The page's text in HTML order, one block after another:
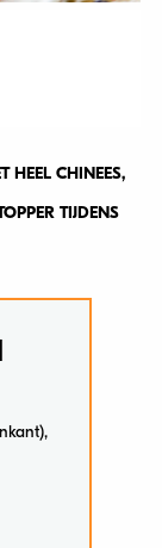
HEEL CHINEES,
TIJDENS